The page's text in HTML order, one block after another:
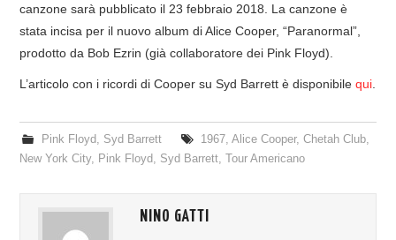
canzone sarà pubblicato il 23 febbraio 2018. La canzone è
stata incisa per il nuovo album di Alice Cooper, “Paranormal”,
prodotto da Bob Ezrin (già collaboratore dei Pink Floyd).
L’articolo con i ricordi di Cooper su Syd Barrett è disponibilequi
Pink Floyd, Syd Barrett 1967, Alice Cooper, Chetah Club,
New York City, Pink Floyd, Syd Barrett,Tour Americano
NINO GATTI